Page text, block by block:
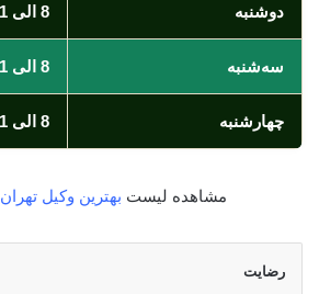
دوشنبه 8 الی 21
سه‌شنبه 8 الی 21
چهارشنبه 8 الی 21
مشاهده لیست بهترین وکیل تهران
رضایت